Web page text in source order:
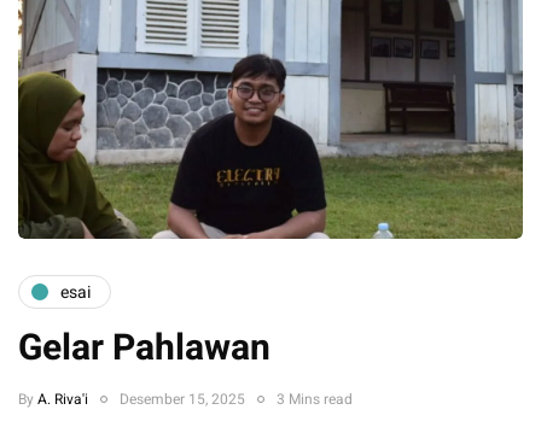
esai
Gelar Pahlawan
By A. Riva'i Desember 15, 2025 3 Mins read